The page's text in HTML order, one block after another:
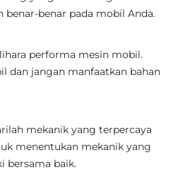
benar pada mobil Anda.
performa mesin mobil.
dan jangan manfaatkan bahan
mekanik yang terpercaya
menentukan mekanik yang
bersama baik.